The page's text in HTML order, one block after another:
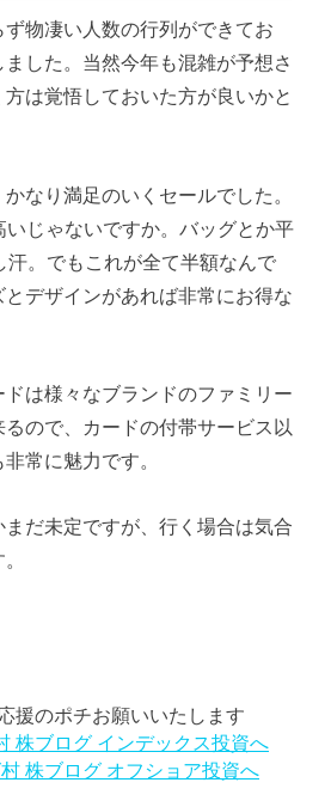
え、TOD'sってこんな人気あったんだっけ？（ごめんなさ
から...
物凄い人数の行列ができてお
した。当然今年も混雑が予想さ
は覚悟しておいた方が良いかと
なり満足のいくセールでした。
いじゃないですか。バッグとか平
汗。でもこれが全て半額なんで
デザインがあれば非常にお得な
は様々なブランドのファミリー
ので、カードの付帯サービス以
常に魅力です。
だ未定ですが、行く場合は気合
援のポチお願いいたします